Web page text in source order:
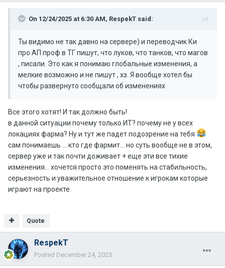
On 12/24/2025 at 6:30 AM, RespekT said:
Ты видимо не так давно на сервере) и переводчик Ки
про АП проф в ТГ пишут, что луков, что танков, что магов
, писали. Это как я понимаю глобальные изменения, а
мелкие возможно и не пишут , хз. Я вообще хотел бы
чтобы развернуто сообщали об изменениях
Все этого хотят! И так должно быть!
в данной ситуации почему только ИТ? почему не у всех
локациях фарма? Ну и тут же падет подозрение на тебя
сам понимаешь … кто где фармит… но суть вообще не в этом,
сервер уже и так почти доживает + еще эти все тихие
изменения… хочется просто это поменять на стабильность,
серьезность и уважительное отношение к игрокам которые
играют на проекте.
Quote
RespekT
Posted December 24, 2025